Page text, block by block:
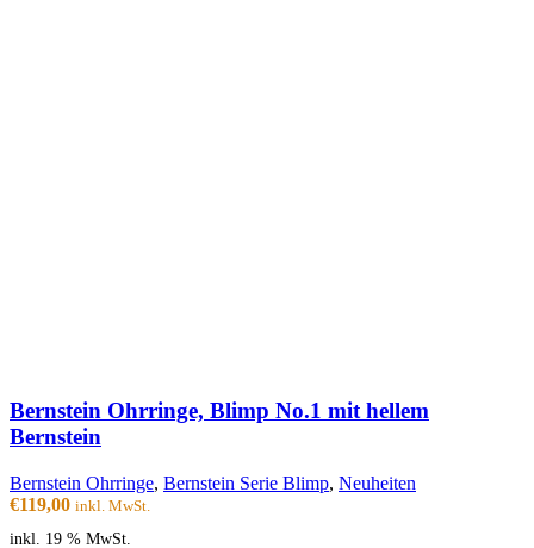
Bernstein Ohrringe, Blimp No.1 mit hellem
Bernstein
Bernstein Ohrringe, Bernstein Serie Blimp, Neuheiten
€119,00 inkl. MwSt.
inkl. 19 % MwSt.